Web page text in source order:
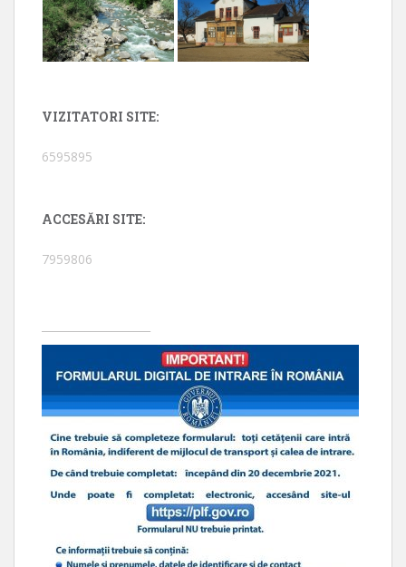
VIZITATORI SITE:
6595895
ACCESĂRI SITE:
7959806